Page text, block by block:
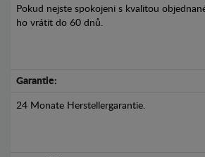
Pokud nejste spokojeni s kvalitou
ho vrátit do 60 dnů.
Garantie:
24 Monate Herstellergarantie.